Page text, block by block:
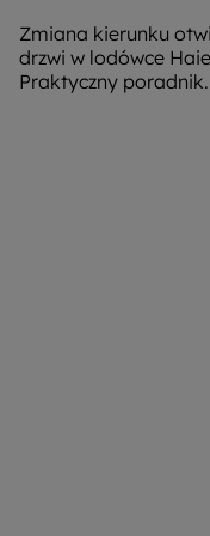
Zmiana kierunku
drzwi w lodówce
Praktyczny poradnik.